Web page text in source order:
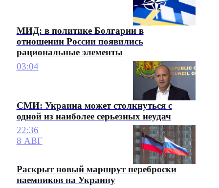
МИД: в политике Болгарии в
отношении России появились
рациональные элементы
03:04
СМИ: Украина может столкнуться с
одной из наиболее серьезных неудач
22:36
8 АВГ
Раскрыт новый маршрут переброски
наемников на Украину